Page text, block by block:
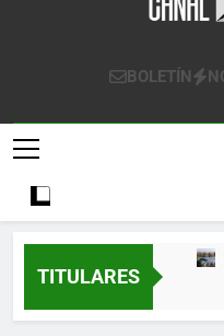
Canal
BOLETÍN
TITULARES